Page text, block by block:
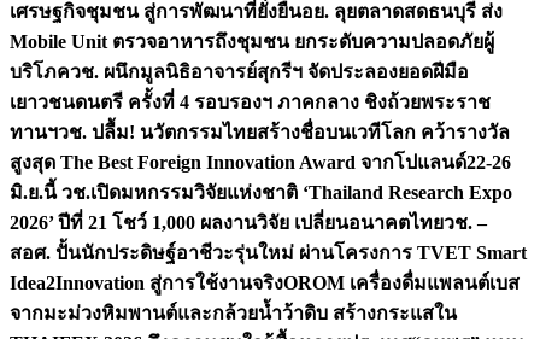
เศรษฐกิจชุมชน สู่การพัฒนาที่ยั่งยืนอย. ลุยตลาดสดธนบุรี ส่ง
Mobile Unit ตรวจอาหารถึงชุมชน ยกระดับความปลอดภัยผู้
บริโภควช. ผนึกมูลนิธิอาจารย์สุกรีฯ จัดประลองยอดฝีมือ
เยาวชนดนตรี ครั้งที่ 4 รอบรองฯ ภาคกลาง ชิงถ้วยพระราช
ทานฯวช. ปลื้ม! นวัตกรรมไทยสร้างชื่อบนเวทีโลก คว้ารางวัล
สูงสุด The Best Foreign Innovation Award จากโปแลนด์22-26
มิ.ย.นี้ วช.เปิดมหกรรมวิจัยแห่งชาติ ‘Thailand Research Expo
2026’ ปีที่ 21 โชว์ 1,000 ผลงานวิจัย เปลี่ยนอนาคตไทยวช. –
สอศ. ปั้นนักประดิษฐ์อาชีวะรุ่นใหม่ ผ่านโครงการ TVET Smart
Idea2Innovation สู่การใช้งานจริงOROM เครื่องดื่มแพลนต์เบส
จากมะม่วงหิมพานต์และกล้วยน้ำว้าดิบ สร้างกระแสใน